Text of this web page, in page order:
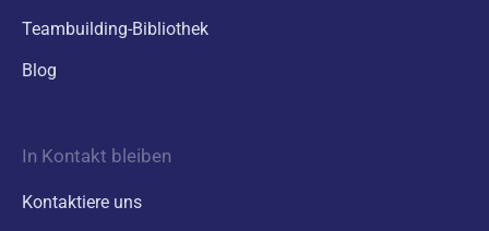
Teambuilding-Bibliothek
Blog
In Kontakt bleiben
Kontaktiere uns